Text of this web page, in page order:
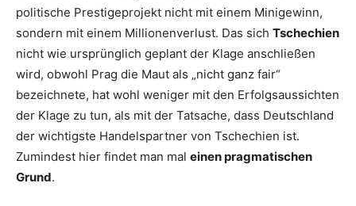
politische Prestigeprojekt nicht mit einem Minigewinn,
sondern mit einem Millionenverlust. Das sich Tschechien
nicht wie ursprünglich geplant der Klage anschließen
wird, obwohl Prag die Maut als „nicht ganz fair“
bezeichnete, hat wohl weniger mit den Erfolgsaussichten
der Klage zu tun, als mit der Tatsache, dass Deutschland
der wichtigste Handelspartner von Tschechien ist.
Zumindest hier findet man mal einen pragmatischen
Grund.